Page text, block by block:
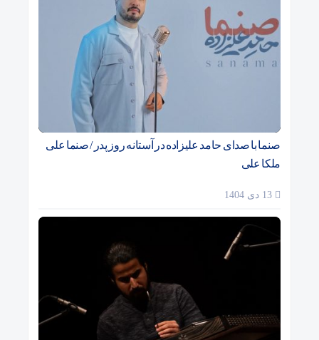
صنما با صدای حامد علیزاده در آستانه روز پدر / صنما علی
ملکا علی